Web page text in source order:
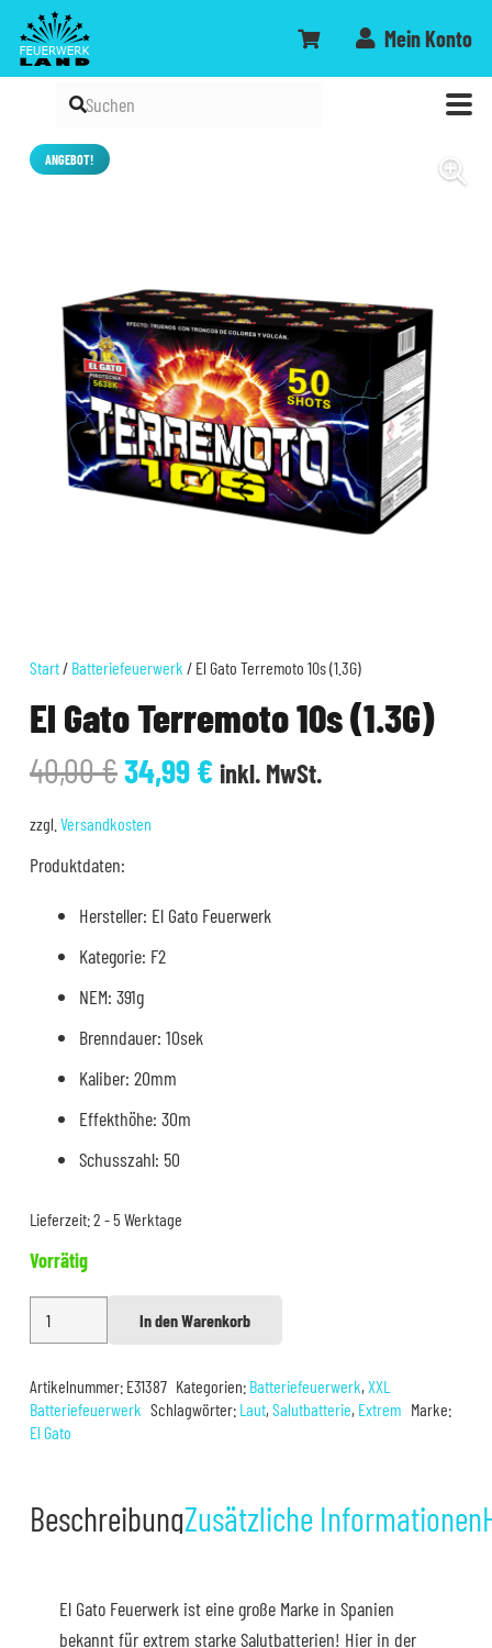
Mein Konto
ANGEBOT!
Start/ Batteriefeuerwerk / El Gato Terremoto 10s (1.3G)
El Gato Terremoto 10s (1.3G)
40,00€Ursprünglicher
Preis
war:
40,00 €
34,99€Aktueller
inkl. MwSt.
zzgl. Versandkosten
Produktdaten:
Hersteller: El Gato Feuerwerk
Kategorie: F2
NEM: 391g
Brenndauer: 10sek
Kaliber: 20mm
Effekthöhe: 30m
Schusszahl: 50
Lieferzeit:2 - 5 Werktage
Vorrätig
Gato
10s
(1.3G)
In den Warenkorb
Alternative:
Artikelnummer: E31387 Kategorien: Batteriefeuerwerk,XXL
Batteriefeuerwerk Schlagwörter: Laut,Salutbatterie, Extrem Marke:
El Gato
BeschreibungZusätzliche Informationen
El Gato Feuerwerk ist eine große Marke in Spanien
bekannt für extrem starke Salutbatterien! Hier in der